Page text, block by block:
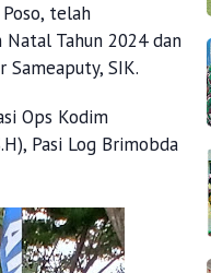
telah
Natal Tahun 2024 dan
SIK.
Ops Kodim
Pasi Log Brimobda